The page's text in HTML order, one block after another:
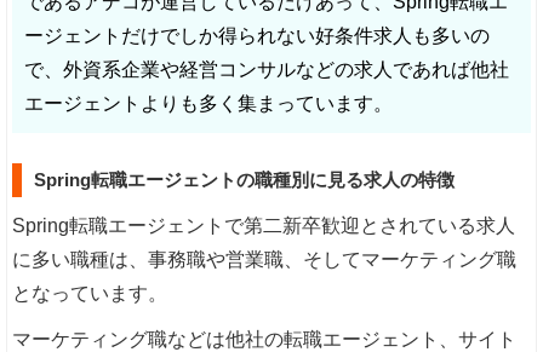
ージェントだけでしか得られない好条件求人も多いの
で、外資系企業や経営コンサルなどの求人であれば他社
エージェントよりも多く集まっています。
Spring転職エージェントの職種別に見る求人の特徴
Spring転職エージェントで第二新卒歓迎とされている求人
に多い職種は、事務職や営業職、そしてマーケティング職
となっています。
マーケティング職などは他社の転職エージェント、サイト